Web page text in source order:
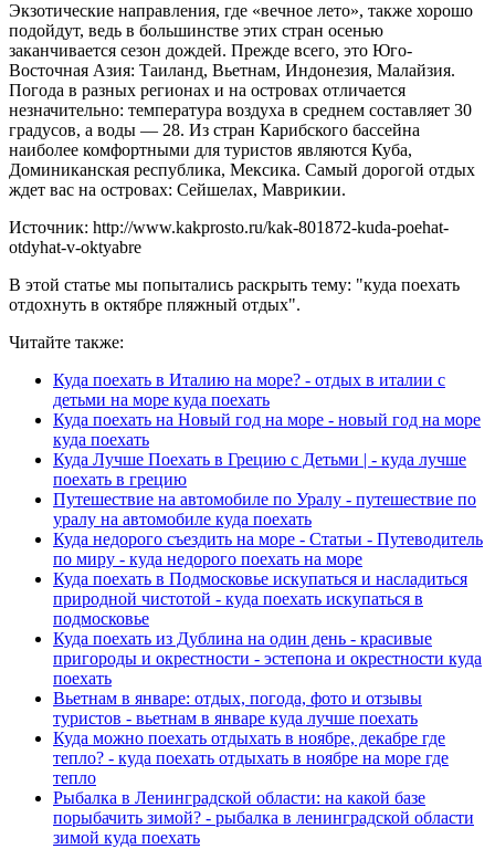
Экзотические направления, где «вечное лето», также хорошо
подойдут, ведь в большинстве этих стран осенью
заканчивается сезон дождей. Прежде всего, это Юго-
Восточная Азия: Таиланд, Вьетнам, Индонезия, Малайзия.
Погода в разных регионах и на островах отличается
незначительно: температура воздуха в среднем составляет 30
градусов, а воды — 28. Из стран Карибского бассейна
наиболее комфортными для туристов являются Куба,
Доминиканская республика, Мексика. Самый дорогой отдых
ждет вас на островах: Сейшелах, Маврикии.
Источник: http://www.kakprosto.ru/kak-801872-kuda-poehat-
otdyhat-v-oktyabre
В этой статье мы попытались раскрыть тему: "куда поехать
отдохнуть в октябре пляжный отдых".
Читайте также:
Куда поехать в Италию на море? - отдых в италии с
детьми на море куда поехать
Куда поехать на Новый год на море - новый год на море
куда поехать
Куда Лучше Поехать в Грецию с Детьми | - куда лучше
поехать в грецию
Путешествие на автомобиле по Уралу - путешествие по
уралу на автомобиле куда поехать
Куда недорого съездить на море - Статьи - Путеводитель
по миру - куда недорого поехать на море
Куда поехать в Подмосковье искупаться и насладиться
природной чистотой - куда поехать искупаться в
подмосковье
Куда поехать из Дублина на один день - красивые
пригороды и окрестности - эстепона и окрестности куда
поехать
Вьетнам в январе: отдых, погода, фото и отзывы
туристов - вьетнам в январе куда лучше поехать
Куда можно поехать отдыхать в ноябре, декабре где
тепло? - куда поехать отдыхать в ноябре на море где
тепло
Рыбалка в Ленинградской области: на какой базе
порыбачить зимой? - рыбалка в ленинградской области
зимой куда поехать